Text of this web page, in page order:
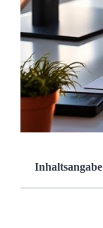
Inhaltsangabe